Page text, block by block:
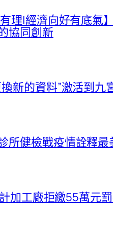
有理|經濟向好有底
協同創新
新的資料”激活到
所健檢戰疫情詮釋最
加工廠拒繳55萬元